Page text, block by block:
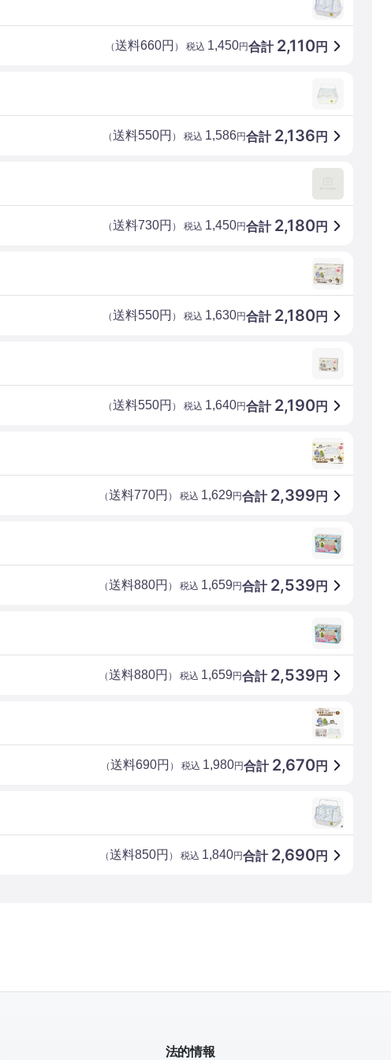
合計 2,110円
（送料660円 ） 税込 1,450円
合計 2,136 円
（送料550円 ） 税込 1,586円
合計 2,180円
（送料730円 ） 税込 1,450円
合計 2,180円
（送料550円 ） 税込 1,630円
合計 2,190円
（送料550円 ） 税込 1,640円
合計 2,399 円
（送料770円 ） 税込 1,629円
合計 2,539 円
（送料880円 ） 税込 1,659円
合計 2,539 円
（送料880円 ） 税込 1,659円
合計 2,670円
（送料690円 ） 税込 1,980円
合計 2,690円
（送料850円 ） 税込 1,840円
法的情報